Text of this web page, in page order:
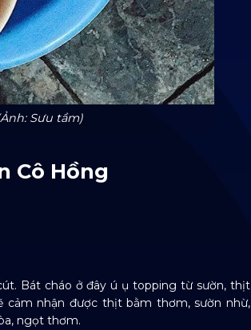
Sưu tầm)
Cô Hồng
Bát cháo ở đây ú ụ topping từ sườn, thịt
cảm nhận được thịt bằm thơm, sườn nhừ,
ngọt thơm.